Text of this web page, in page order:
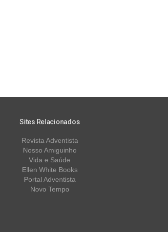
Sites Relacionados
Revista Adventista
Nosso Amiguinho
Vida e Saúde
Ellen White Books
Portal Adventista
Novo Tempo